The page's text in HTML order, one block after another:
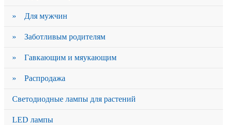
» Для мужчин
» Заботливым родителям
» Гавкающим и мяукающим
» Распродажа
Светодиодные лампы для растений
LED лампы